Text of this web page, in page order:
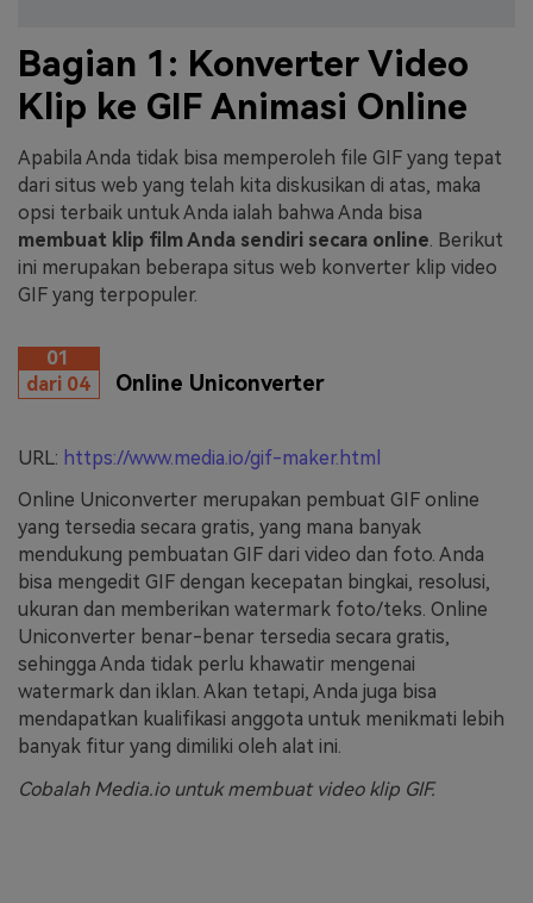
Bagian 1: Konverter Video
Klip ke GIF Animasi Online
Apabila Anda tidak bisa memperoleh file GIF yang tepat
dari situs web yang telah kita diskusikan di atas, maka
opsi terbaik untuk Anda ialah bahwa Anda bisa
membuat klip film Anda sendiri secara online. Berikut
ini merupakan beberapa situs web konverter klip video
GIF yang terpopuler.
01
dari 04
Online Uniconverter
URL: https://www.media.io/gif-maker.html
Online Uniconverter merupakan pembuat GIF online
yang tersedia secara gratis, yang mana banyak
mendukung pembuatan GIF dari video dan foto. Anda
bisa mengedit GIF dengan kecepatan bingkai, resolusi,
ukuran dan memberikan watermark foto/teks. Online
Uniconverter benar-benar tersedia secara gratis,
sehingga Anda tidak perlu khawatir mengenai
watermark dan iklan. Akan tetapi, Anda juga bisa
mendapatkan kualifikasi anggota untuk menikmati lebih
banyak fitur yang dimiliki oleh alat ini.
Cobalah Media.io untuk membuat video klip GIF.